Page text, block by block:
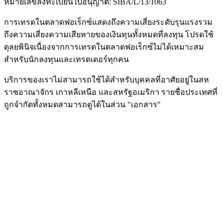
การเทรดในตลาดฟอเร็กซ์แสดงถึงความเสี่ยงระดับรุนแรงรวม
ถึงความเสี่ยงความเสียหายของเงินทุนทั้งหมดที่ลงทุน โปรดใช้
ดุลยพินิจเนื่องจากการเทรดในตลาดฟอเร็กซ์ไม่ได้เหมาะสม
สำหรับนักลงทุนและเทรดเดอร์ทุกคน
บริการของเราไม่สามารถใช้ได้สำหรับบุคคลที่อาศัยอยู่ในสห
ราชอาณาจักร เกาหลีเหนือ และสหรัฐอเมริกา รายชื่อประเทศที่
ถูกจำกัดทั้งหมดสามารถดูได้ในส่วน "เอกสาร"